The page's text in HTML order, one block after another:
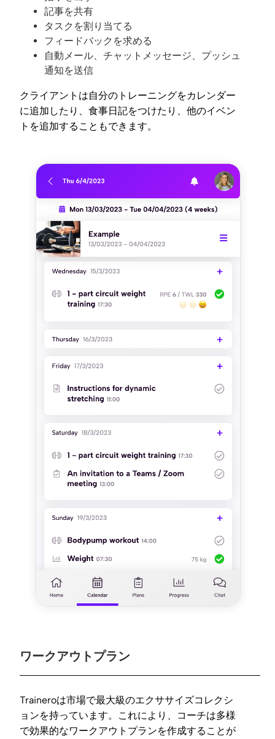
記事を共有
タスクを割り当てる
フィードバックを求める
自動メール、チャットメッセージ、プッシュ
通知を送信
クライアントは自分のトレーニングをカレンダー
に追加したり、食事日記をつけたり、他のイベン
トを追加することもできます。
ワークアウトプラン
Traineroは市場で最大級のエクササイズコレクシ
ョンを持っています。これにより、コーチは多様
で効果的なワークアウトプランを作成することが